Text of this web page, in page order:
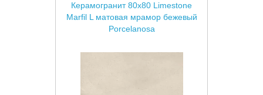
Керамогранит 80x80 Limestone
Marfil L матовая мрамор бежевый
Porcelanosa